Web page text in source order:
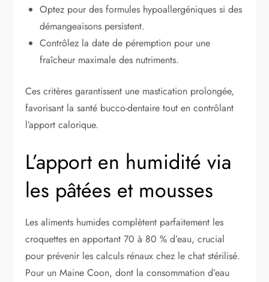
Optez pour des formules hypoallergéniques si des
démangeaisons persistent.
Contrôlez la date de péremption pour une
fraîcheur maximale des nutriments.
Ces critères garantissent une mastication prolongée,
favorisant la santé bucco-dentaire tout en contrôlant
l’apport calorique.
L’apport en humidité via
les pâtées et mousses
Les aliments humides complètent parfaitement les
croquettes en apportant 70 à 80 % d’eau, crucial
pour prévenir les calculs rénaux chez le chat stérilisé.
Pour un Maine Coon, dont la consommation d’eau